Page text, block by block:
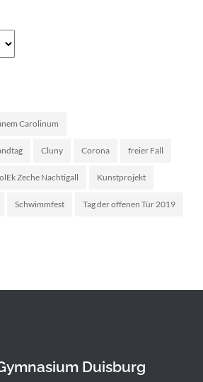
Carolinum
Cluny Corona freier Fall
Zeche Nachtigall Kunstprojekt
Schwimmfest Tag der offenen Tür 2019
Duisburg